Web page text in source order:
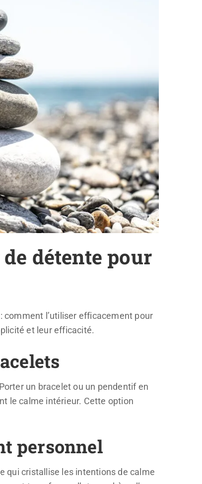
détente pour
comment l’utiliser efficacement pour
et leur efficacité.
un bracelet ou un pendentif en
le calme intérieur. Cette option
personnel
qui cristallise les intentions de calme